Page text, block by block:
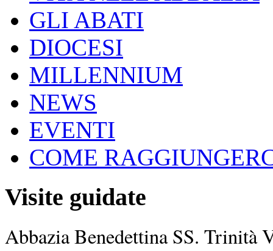
GLI ABATI
DIOCESI
MILLENNIUM
NEWS
EVENTI
COME
Visite guidate
Abbazia Benedettina SS. Trinità